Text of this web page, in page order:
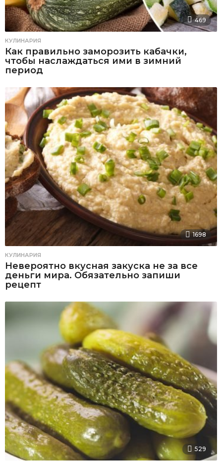
469
КУЛИНАРИЯ
Как правильно заморозить кабачки,
чтобы наслаждаться ими в зимний
период
1698
КУЛИНАРИЯ
Невероятно вкусная закуска не за все
деньги мира. Обязательно запиши
рецепт
529